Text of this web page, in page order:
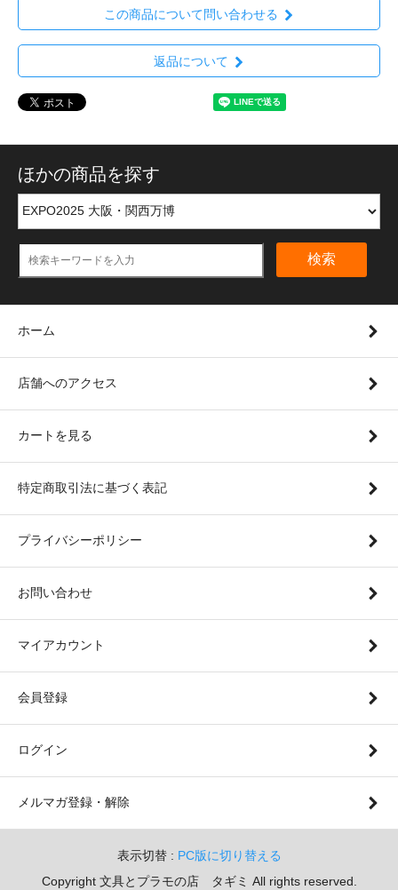
この商品について問い合わせる
返品について
ほかの商品を探す
検索
ホーム
店舗へのアクセス
カートを見る
特定商取引法に基づく表記
プライバシーポリシー
お問い合わせ
マイアカウント
会員登録
ログイン
メルマガ登録・解除
表示切替 : PC版に切り替える
Copyright 文具とプラモの店 タギミ All rights reserved.